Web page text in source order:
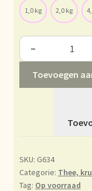
Contacto
Current price list
Devoluciones y
1,0 kg 2,0 kg
−
Toevoegen
SKU: G634
Categorie: Thee,
Tag: Op voorraad